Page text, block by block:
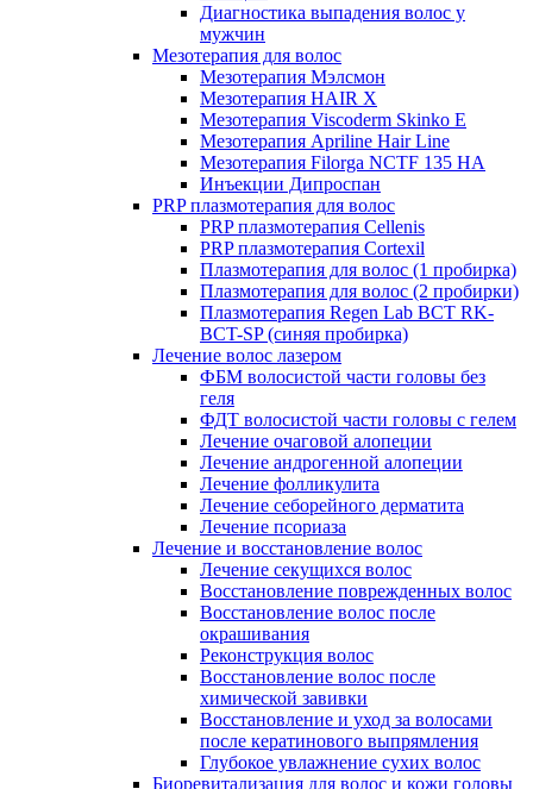
Диагностика выпадения волос у
мужчин
Мезотерапия для волос
Мезотерапия Мэлсмон
Мезотерапия HAIR X
Мезотерапия Viscoderm Skinko E
Мезотерапия Apriline Hair Line
Мезотерапия Filorga NCTF 135 HA
Инъекции Дипроспан
PRP плазмотерапия для волос
PRP плазмотерапия Cellenis
PRP плазмотерапия Cortexil
Плазмотерапия для волос (1 пробирка)
Плазмотерапия для волос (2 пробирки)
Плазмотерапия Regen Lab BCT RK-
BCT-SP (синяя пробирка)
Лечение волос лазером
ФБМ волосистой части головы без
геля
ФДТ волосистой части головы с гелем
Лечение очаговой алопеции
Лечение андрогенной алопеции
Лечение фолликулита
Лечение себорейного дерматита
Лечение псориаза
Лечение и восстановление волос
Лечение секущихся волос
Восстановление поврежденных волос
Восстановление волос после
окрашивания
Реконструкция волос
Восстановление волос после
химической завивки
Восстановление и уход за волосами
после кератинового выпрямления
Глубокое увлажнение сухих волос
Биоревитализация для волос и кожи головы